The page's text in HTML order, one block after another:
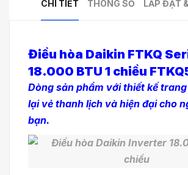
CHI TIẾT THÔNG SỐ LẮP ĐẶT
Điều hòa Daikin FTKQ
18.000 BTU 1 chiều
Dòng sản phẩm với thiết kế
lại vẻ thanh lịch và hiện đại cho
bạn.